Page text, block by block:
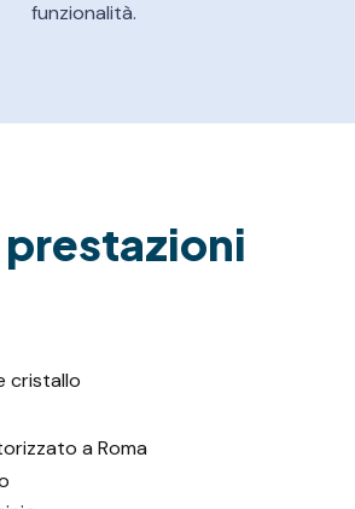
funzionalità.
prestazioni
cristallo
a Roma